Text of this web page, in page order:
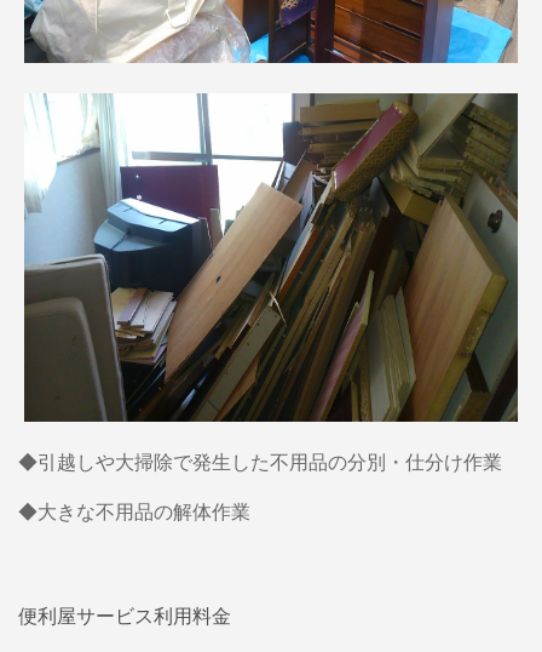
◆引越しや大掃除で発生した不用品の分別・仕分け作業
◆大きな不用品の解体作業
便利屋サービス利用料金